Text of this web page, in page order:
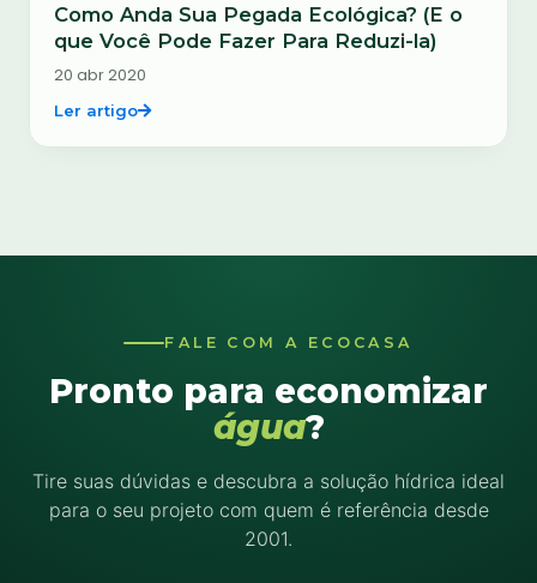
Como Anda Sua Pegada Ecológica? (E o
que Você Pode Fazer Para Reduzi-la)
20 abr 2020
Ler artigo
FALE COM A ECOCASA
Pronto para economizar
água?
Tire suas dúvidas e descubra a solução hídrica ideal
para o seu projeto com quem é referência desde
2001.